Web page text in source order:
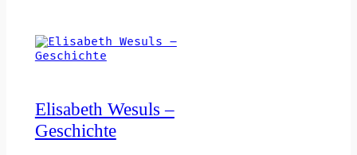
Elisabeth Wesuls –
Geschichte